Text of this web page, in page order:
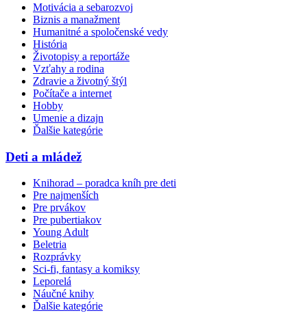
Motivácia a sebarozvoj
Biznis a manažment
Humanitné a spoločenské vedy
História
Životopisy a reportáže
Vzťahy a rodina
Zdravie a životný štýl
Počítače a internet
Hobby
Umenie a dizajn
Ďalšie kategórie
Deti a mládež
Knihorad – poradca kníh pre deti
Pre najmenších
Pre prvákov
Pre pubertiakov
Young Adult
Beletria
Rozprávky
Sci-fi, fantasy a komiksy
Leporelá
Náučné knihy
Ďalšie kategórie